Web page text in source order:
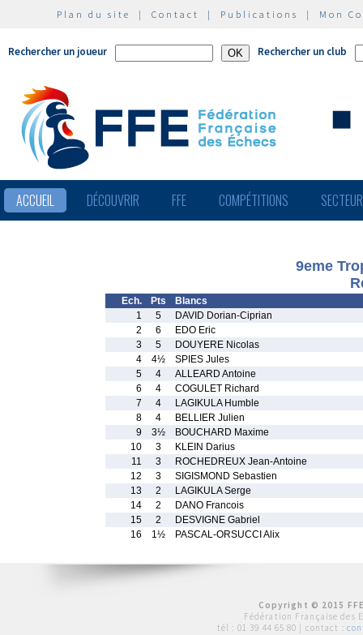
Plan du site | Contact | Publications | Mon
Rechercher un joueur Rechercher un club
ACCUEIL DÉCOUVRIR FFE COMPÉTITIONS
9eme
Ech. Pts
Blancs
1
5
DAVID Dorian-Ciprian
2
6
EDO Eric
3
5
DOUYERE Nicolas
4
4½
SPIES Jules
5
4
ALLEARD Antoine
6
4
COGULET Richard
7
4
LAGIKULA Humble
8
4
BELLIER Julien
9
3½
BOUCHARD Maxime
10
3
KLEIN Darius
11
3
ROCHEDREUX Jean-Antoine
12
3
SIGISMOND Sebastien
13
2
LAGIKULA Serge
14
2
DANO Francois
15
2
DESVIGNE Gabriel
16
1½ PASCAL-ORSUCCI Alix
Copyright © 2015
Fédération Française des
tél : 01 39 44 65 80 | contact :